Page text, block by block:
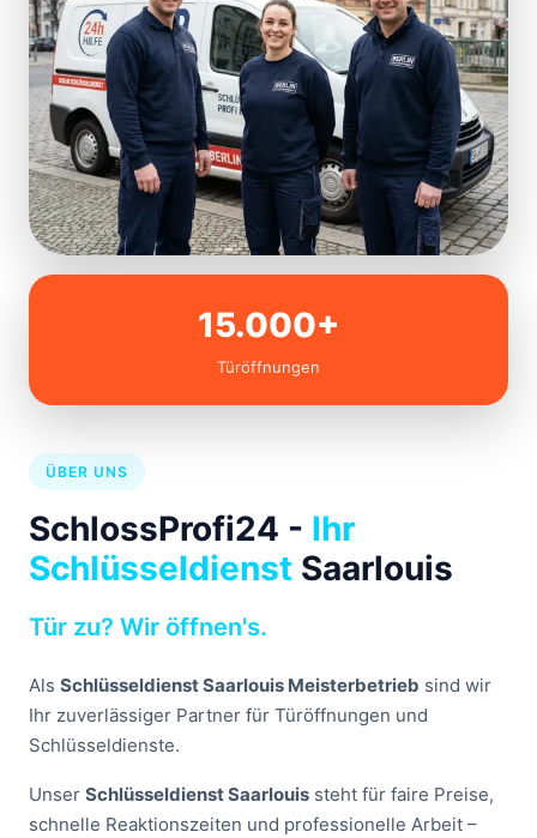
15.000+
Türöffnungen
ÜBER UNS
SchlossProfi24 - Ihr
Schlüsseldienst Saarlouis
Tür zu? Wir öffnen's.
Als Schlüsseldienst Saarlouis Meisterbetrieb sind wir
Ihr zuverlässiger Partner für Türöffnungen und
Schlüsseldienste.
Unser Schlüsseldienst Saarlouis steht für faire Preise,
schnelle Reaktionszeiten und professionelle Arbeit –